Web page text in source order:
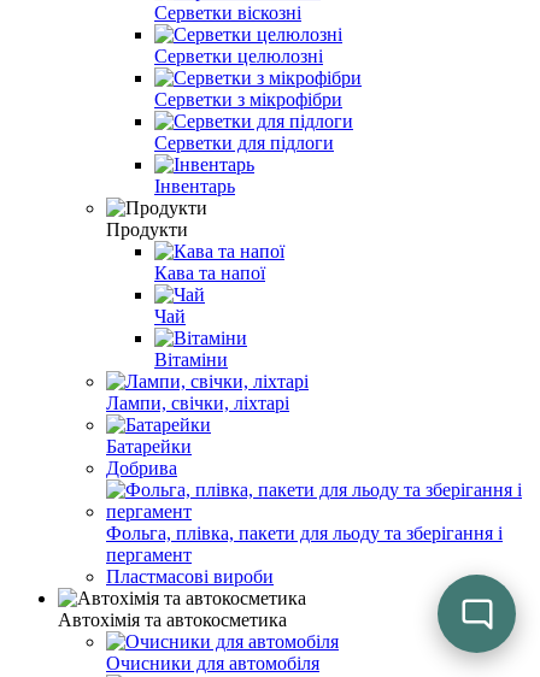
Серветки віскозні
Серветки целюлозні
Серветки з мікрофібри
Серветки для підлоги
Інвентарь
Продукти
Кава та напої
Чай
Вітаміни
Лампи, свічки, ліхтарі
Батарейки
Добрива
Фольга, плівка, пакети для льоду та зберігання і
пергамент
Пластмасові вироби
Автохімія та автокосметика
Очисники для автомобіля